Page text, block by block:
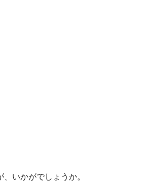
いかがでしょうか。